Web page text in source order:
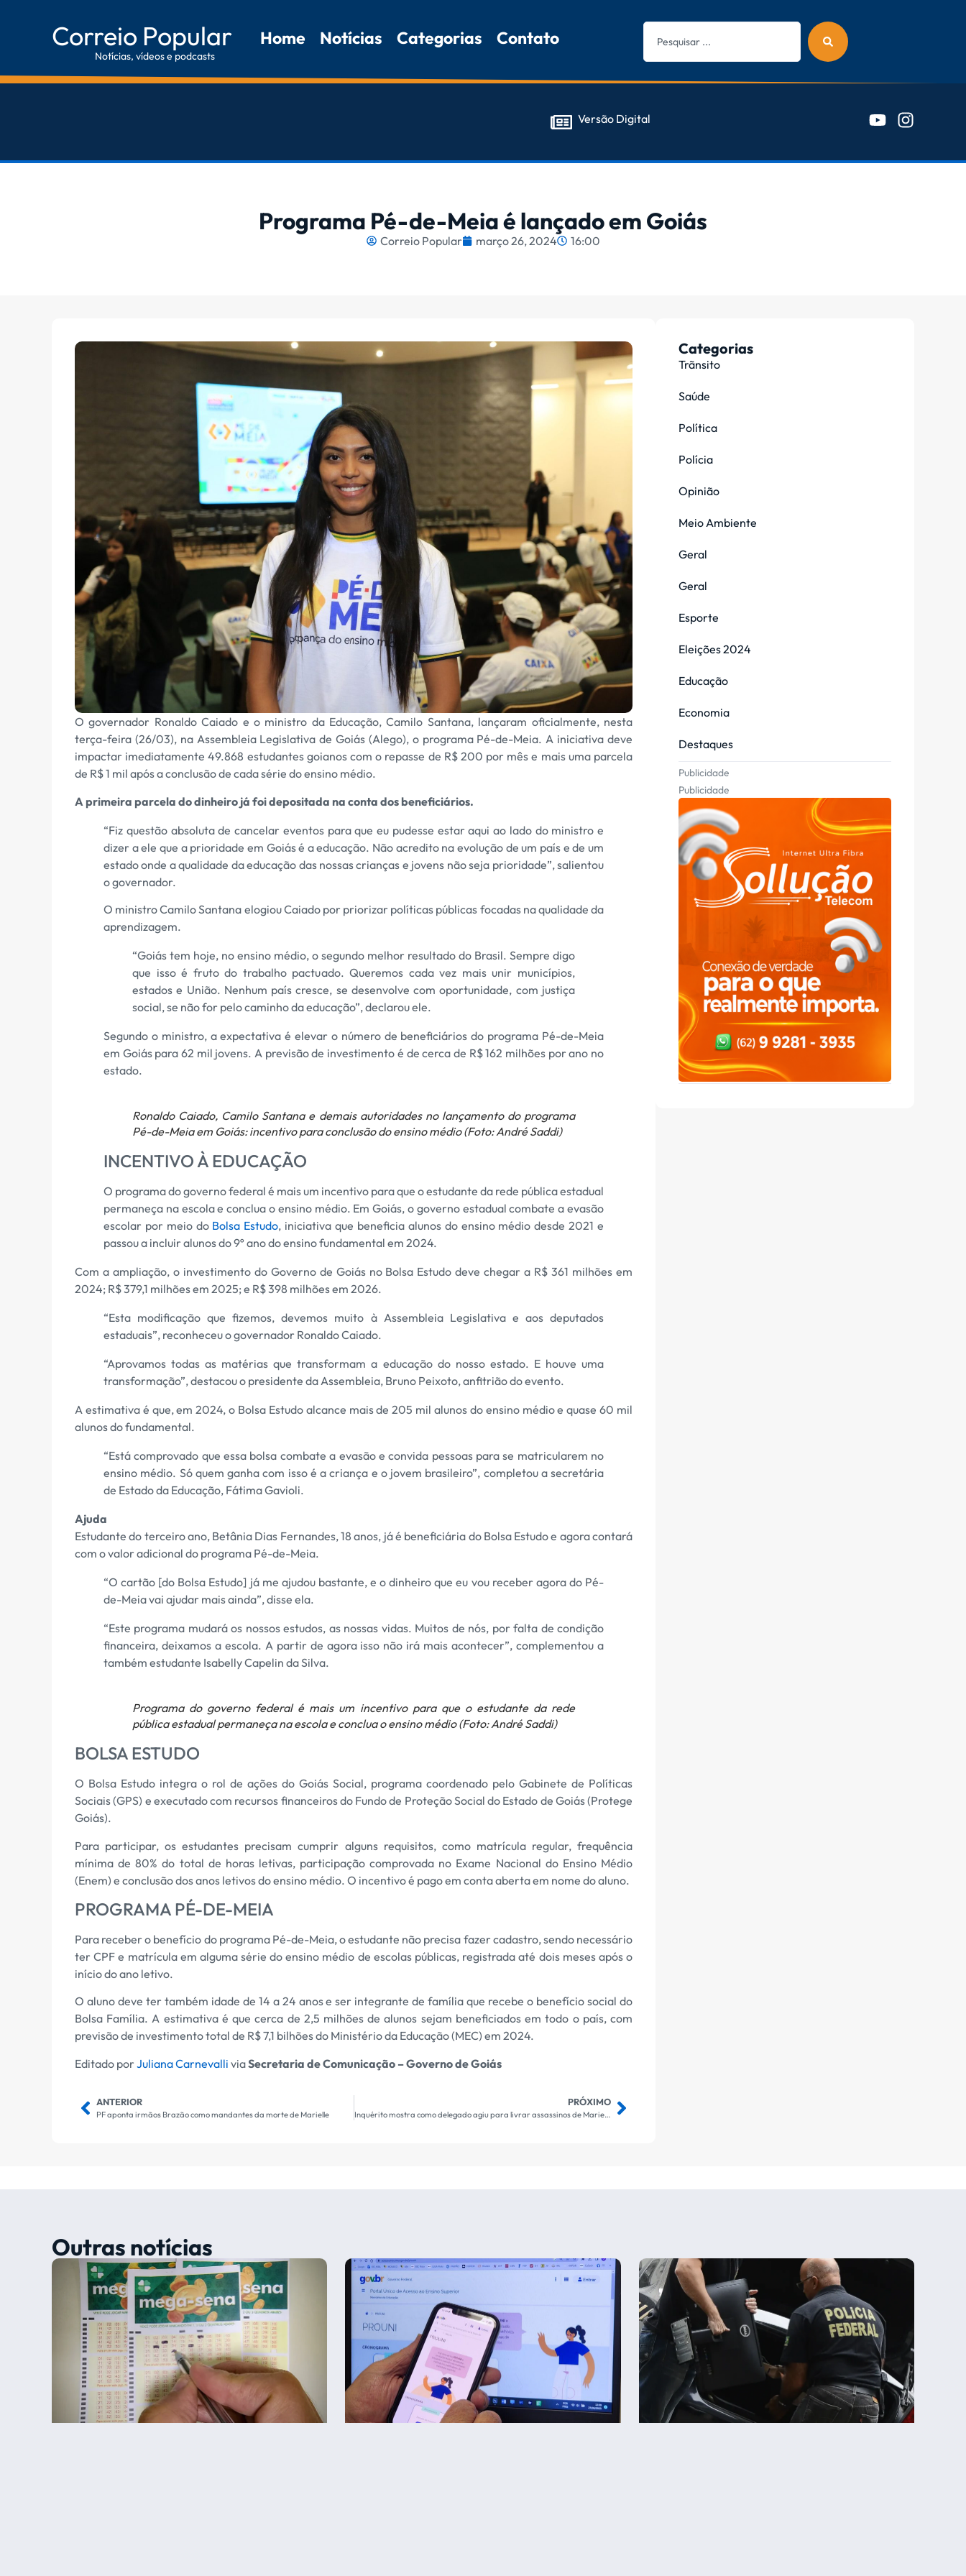
Correio Popular
Notícias, vídeos e podcasts
Home Notícias Categorias Contato
Versão Digital
Programa Pé-de-Meia é lançado em Goiás
Correio Popular março 26, 2024 16:00
O governador Ronaldo Caiado e o ministro da Educação, Camilo Santana, lançaram oficialmente, nesta
terça-feira (26/03), na Assembleia Legislativa de Goiás (Alego), o programa Pé-de-Meia. A iniciativa deve
impactar imediatamente 49.868 estudantes goianos com o repasse de R$ 200 por mês e mais uma parcela
de R$ 1 mil após a conclusão de cada série do ensino médio.
A primeira parcela do dinheiro já foi depositada na conta dos beneficiários.
“Fiz questão absoluta de cancelar eventos para que eu pudesse estar aqui ao lado do ministro e
dizer a ele que a prioridade em Goiás é a educação. Não acredito na evolução de um país e de um
estado onde a qualidade da educação das nossas crianças e jovens não seja prioridade”, salientou
o governador.
O ministro Camilo Santana elogiou Caiado por priorizar políticas públicas focadas na qualidade da
aprendizagem.
“Goiás tem hoje, no ensino médio, o segundo melhor resultado do Brasil. Sempre digo
que isso é fruto do trabalho pactuado. Queremos cada vez mais unir municípios,
estados e União. Nenhum país cresce, se desenvolve com oportunidade, com justiça
social, se não for pelo caminho da educação”, declarou ele.
Segundo o ministro, a expectativa é elevar o número de beneficiários do programa Pé-de-Meia
em Goiás para 62 mil jovens. A previsão de investimento é de cerca de R$ 162 milhões por ano no
estado.
Ronaldo Caiado, Camilo Santana e demais autoridades no lançamento do programa
Pé-de-Meia em Goiás: incentivo para conclusão do ensino médio (Foto: André Saddi)
INCENTIVO À EDUCAÇÃO
O programa do governo federal é mais um incentivo para que o estudante da rede pública estadual
permaneça na escola e conclua o ensino médio. Em Goiás, o governo estadual combate a evasão
escolar por meio do Bolsa Estudo, iniciativa que beneficia alunos do ensino médio desde 2021 e
passou a incluir alunos do 9º ano do ensino fundamental em 2024.
Com a ampliação, o investimento do Governo de Goiás no Bolsa Estudo deve chegar a R$ 361 milhões em
2024; R$ 379,1 milhões em 2025; e R$ 398 milhões em 2026.
“Esta modificação que fizemos, devemos muito à Assembleia Legislativa e aos deputados
estaduais”, reconheceu o governador Ronaldo Caiado.
“Aprovamos todas as matérias que transformam a educação do nosso estado. E houve uma
transformação”, destacou o presidente da Assembleia, Bruno Peixoto, anfitrião do evento.
A estimativa é que, em 2024, o Bolsa Estudo alcance mais de 205 mil alunos do ensino médio e quase 60 mil
alunos do fundamental.
“Está comprovado que essa bolsa combate a evasão e convida pessoas para se matricularem no
ensino médio. Só quem ganha com isso é a criança e o jovem brasileiro”, completou a secretária
de Estado da Educação, Fátima Gavioli.
Ajuda
Estudante do terceiro ano, Betânia Dias Fernandes, 18 anos, já é beneficiária do Bolsa Estudo e agora contará
com o valor adicional do programa Pé-de-Meia.
“O cartão [do Bolsa Estudo] já me ajudou bastante, e o dinheiro que eu vou receber agora do Pé-
de-Meia vai ajudar mais ainda”, disse ela.
“Este programa mudará os nossos estudos, as nossas vidas. Muitos de nós, por falta de condição
financeira, deixamos a escola. A partir de agora isso não irá mais acontecer”, complementou a
também estudante Isabelly Capelin da Silva.
Programa do governo federal é mais um incentivo para que o estudante da rede
pública estadual permaneça na escola e conclua o ensino médio (Foto: André Saddi)
BOLSA ESTUDO
O Bolsa Estudo integra o rol de ações do Goiás Social, programa coordenado pelo Gabinete de Políticas
Sociais (GPS) e executado com recursos financeiros do Fundo de Proteção Social do Estado de Goiás (Protege
Goiás).
Para participar, os estudantes precisam cumprir alguns requisitos, como matrícula regular, frequência
mínima de 80% do total de horas letivas, participação comprovada no Exame Nacional do Ensino Médio
(Enem) e conclusão dos anos letivos do ensino médio. O incentivo é pago em conta aberta em nome do aluno.
PROGRAMA PÉ-DE-MEIA
Para receber o benefício do programa Pé-de-Meia, o estudante não precisa fazer cadastro, sendo necessário
ter CPF e matrícula em alguma série do ensino médio de escolas públicas, registrada até dois meses após o
início do ano letivo.
O aluno deve ter também idade de 14 a 24 anos e ser integrante de família que recebe o benefício social do
Bolsa Família. A estimativa é que cerca de 2,5 milhões de alunos sejam beneficiados em todo o país, com
previsão de investimento total de R$ 7,1 bilhões do Ministério da Educação (MEC) em 2024.
Editado porJuliana Carnevalli viaSecretaria de Comunicação – Governo de Goiás
ANTERIOR
PF aponta irmãos Brazão como mandantes da morte de Marielle
PRÓXIMO
Inquérito mostra como delegado agiu para livrar assassinos de Marielle
Categorias
Trãnsito
Saúde
Política
Polícia
Opinião
Meio Ambiente
Geral
Geral
Esporte
Eleições 2024
Educação
Economia
Destaques
Publicidade
Publicidade
Outras notícias